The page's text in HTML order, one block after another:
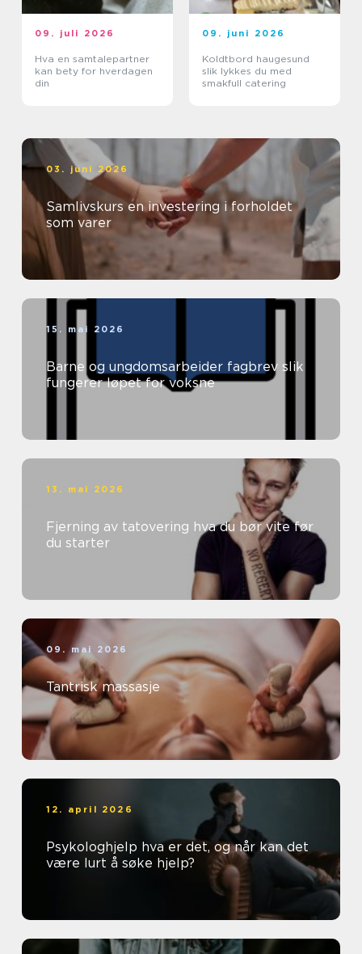
09. juli 2026
Hva en samtalepartner
kan bety for hverdagen
din
09. juni 2026
Koldtbord haugesund
slik lykkes du med
smakfull catering
03. juni 2026
Samlivskurs en investering i forholdet
som varer
15. mai 2026
Barne og ungdomsarbeider fagbrev slik
fungerer løpet for voksne
13. mai 2026
Fjerning av tatovering hva du bør vite før
du starter
09. mai 2026
Tantrisk massasje
12. april 2026
Psykologhjelp hva er det, og når kan det
være lurt å søke hjelp?